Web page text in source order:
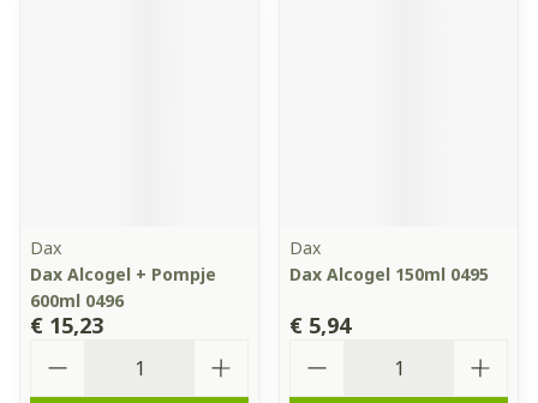
Dax
Dax Alcogel + Pompje
600ml 0496
€ 15,23
Dax
Dax Alcogel 150ml 0495
€ 5,94